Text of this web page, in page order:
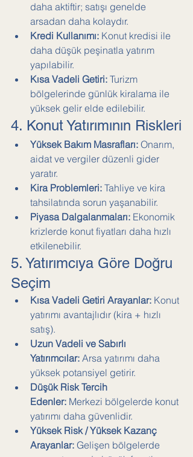
daha aktiftir; satışı genelde
arsadan daha kolaydır.
Kredi Kullanımı: Konut kredisi ile
daha düşük peşinatla yatırım
yapılabilir.
Kısa Vadeli Getiri: Turizm
bölgelerinde günlük kiralama ile
yüksek gelir elde edilebilir.
4. Konut Yatırımının Riskleri
Yüksek Bakım Masrafları: Onarım,
aidat ve vergiler düzenli gider
yaratır.
Kira Problemleri: Tahliye ve kira
tahsilatında sorun yaşanabilir.
Piyasa Dalgalanmaları: Ekonomik
krizlerde konut fiyatları daha hızlı
etkilenebilir.
5. Yatırımcıya Göre Doğru
Seçim
Kısa Vadeli Getiri Arayanlar: Konut
yatırımı avantajlıdır (kira + hızlı
satış).
Uzun Vadeli ve Sabırlı
Yatırımcılar: Arsa yatırımı daha
yüksek potansiyel getirir.
Düşük Risk Tercih
Edenler: Merkezi bölgelerde konut
yatırımı daha güvenlidir.
Yüksek Risk / Yüksek Kazanç
Arayanlar: Gelişen bölgelerde